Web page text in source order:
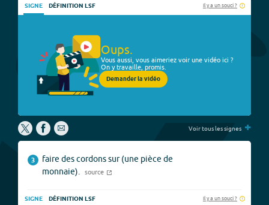
SIGNE DÉFINITION LSF Il y a un souci ?
Oups.
Vous aussi, vous aimeriez voir une vidéo ici ?
On y travaille, promis.
Demander la vidéo
Voir tous les signes +
3
faire des cordons sur (une pièce de
monnaie).
source
SIGNE DÉFINITION LSF Il y a un souci ?